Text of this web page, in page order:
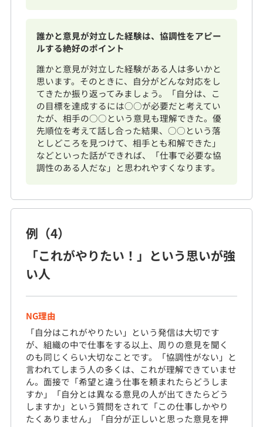
誰かと意見が対立した経験は、協調性をアピー
ルする絶好のポイント
誰かと意見が対立した経験がある人は多いかと
思います。そのときに、自分がどんな対応をし
てきたか振り返ってみましょう。「自分は、こ
の目標を達成するには○○が必要だと考えてい
たが、相手の○○という意見も理解できた。優
先順位を考えて話し合った結果、○○という落
としどころを見つけて、相手とも和解できた」
などといった話ができれば、「仕事で必要な協
調性のある人だな」と思われやすくなります。
例（4）
「これがやりたい！」という思いが強
い人
NG理由
「自分はこれがやりたい」という発信は大切です
が、組織の中で仕事をする以上、周りの意見を聞く
のも同じくらい大切なことです。「協調性がない」と
言われてしまう人の多くは、これが理解できていませ
ん。面接で「希望と違う仕事を頼まれたらどうしま
すか」「自分とは異なる意見の人が出てきたらどう
しますか」という質問をされて「この仕事しかやり
たくありません」「自分が正しいと思った意見を押